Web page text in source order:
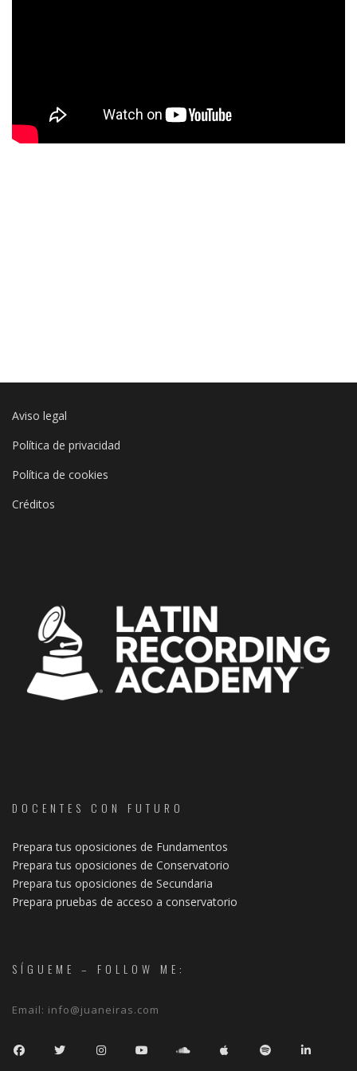
Aviso legal
Política de privacidad
Política de cookies
Créditos
DOCENTES CON FUTURO
Prepara tus oposiciones de Fundamentos
Prepara tus oposiciones de Conservatorio
Prepara tus oposiciones de Secundaria
Prepara pruebas de acceso a conservatorio
SÍGUEME – FOLLOW ME:
Email: info@juaneiras.com